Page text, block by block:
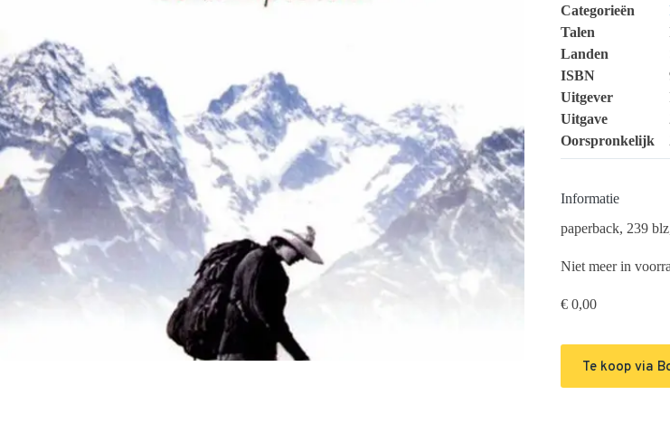
Categorieën
Talen
Landen
ISBN
Uitgever
Uitgave
Oorspronkelijk
Informatie
paperback, 239
Niet meer in
€ 0,00
Te koop via